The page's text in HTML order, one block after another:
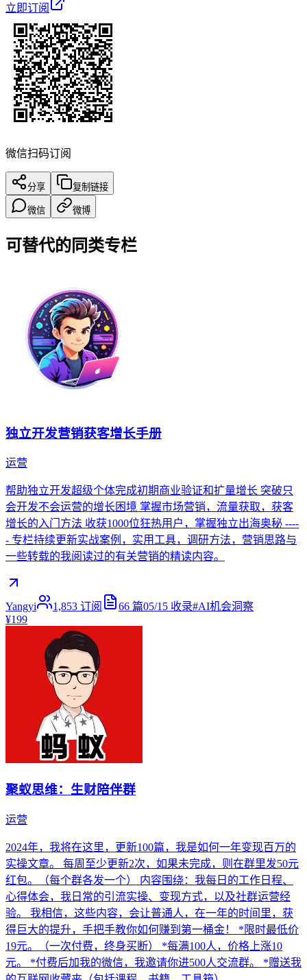
立即订阅
微信扫码订阅
分享 复制链接
微信 微博
可替代的同类专栏
独立开发营销获客增长手册
运营
帮助独立开发超级个体完成初期商业验证和扩量增长 突破只
会开发不会运营的增长困境 掌握市场营销，流量获取，获客
增长的入门方法 收获1000位狂热用户，掌握独立出海奥秘 ----
- 专栏持续更新实战案例，实用工具，调研方法，营销思路与
一些转载的我阅读过的有关营销的精读内容。
Yangyi 1,853 订阅 66 篇05/15 收录#AI机会洞察
¥199
聚蚁思维：生财陪伴群
运营
2024年，我将在这里，更新100篇，我是如何一年变现百万的
实操文章。 每周至少更新2次，如果未完成，则在群里发50元
红包。（每个群各发一个） 内容围绕：我每日的工作日程、
心得体会，我日常的引流实操、变现方式，以及社群运营经
验。 我相信，这些内容，会让普通人，在一年的时间里，获
得巨大的提升，手把手教你如何赚到第一桶金！ *限时最低价
19元。（一次付费，终身买断） *每满100人，价格上涨10
元。 *付费后加我的微信，我邀请你进500人交流群。 *赠送我